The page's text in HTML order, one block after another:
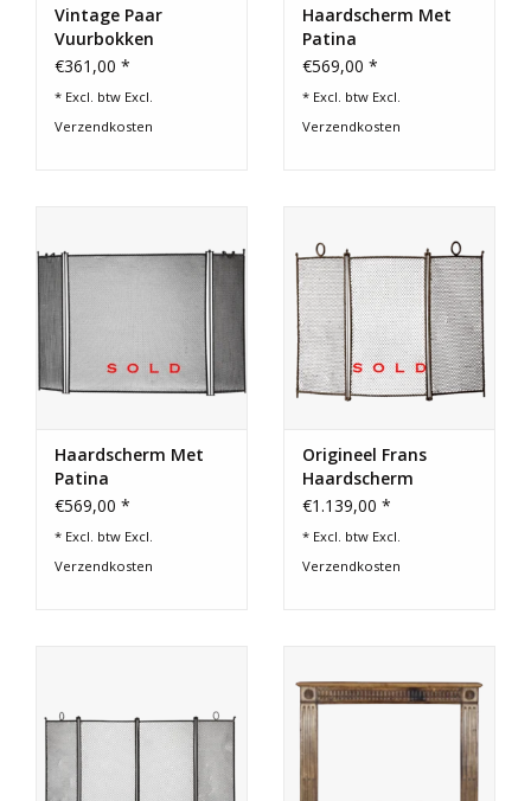
Cadeau Bonnen
Vintage Paar
Vuurbokken
€361,00 *
* Excl. btw Excl.
Verzendkosten
Haardscherm Met
Patina
€569,00 *
* Excl. btw Excl.
Verzendkosten
Haardscherm Met
Patina
€569,00 *
* Excl. btw Excl.
Verzendkosten
Origineel Frans
Haardscherm
€1.139,00 *
* Excl. btw Excl.
Verzendkosten